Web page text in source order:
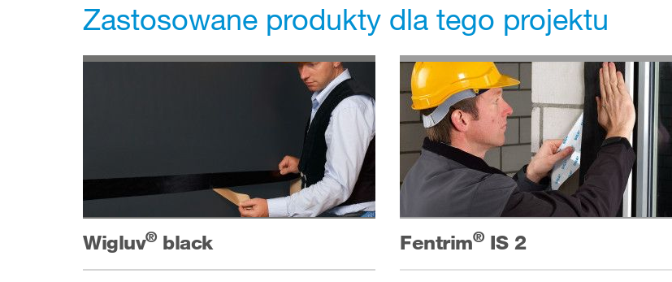
Zastosowane produkty dla tego projektu
Wigluv®black Fentrim®IS 2